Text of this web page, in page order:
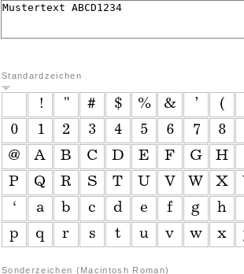
Standardzeichen
Sonderzeichen (Macintosh Roman)